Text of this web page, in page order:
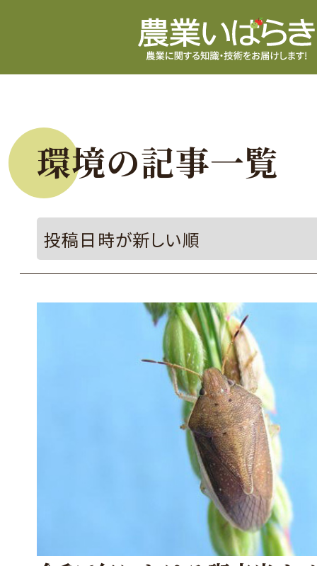
環境の記事一覧